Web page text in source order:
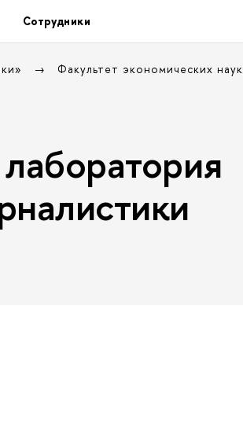
Сотрудники
Факультет экономических наук